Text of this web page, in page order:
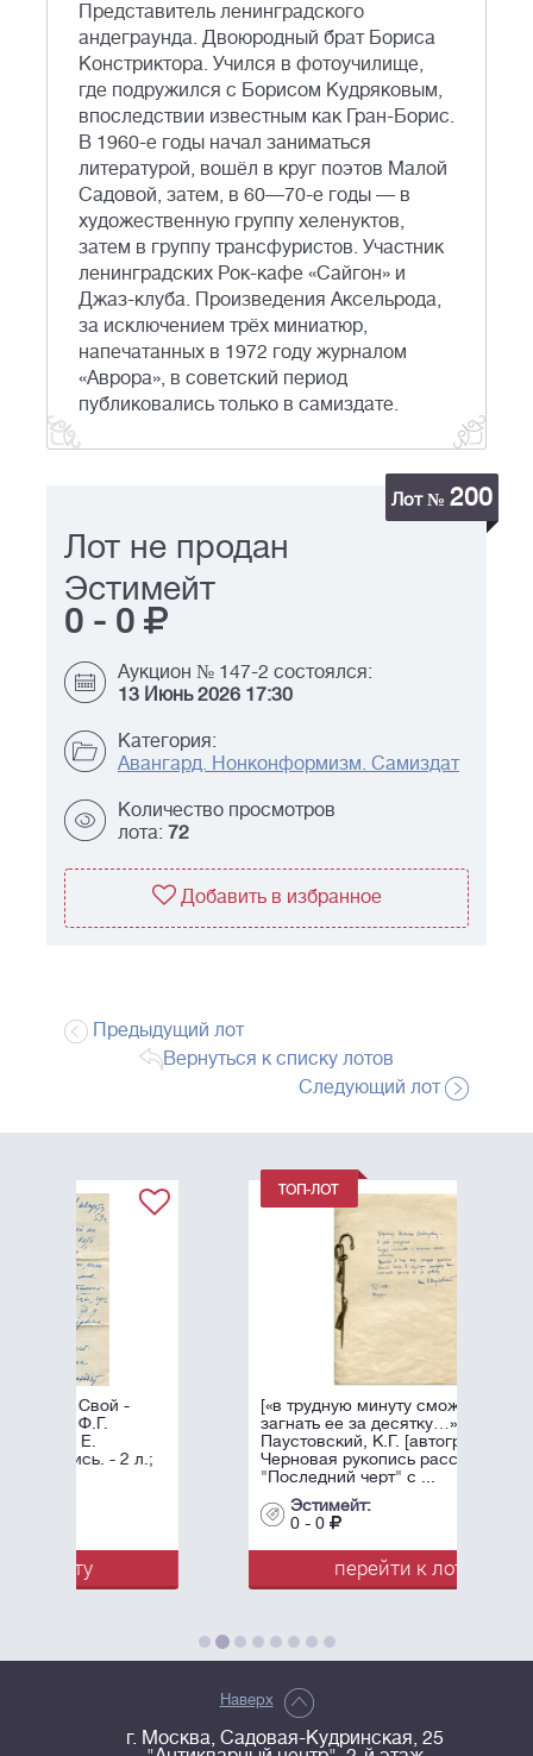
Представитель ленинградского
андеграунда. Двоюродный брат Бориса
Констриктора. Учился в фотоучилище,
где подружился с Борисом Кудряковым,
впоследствии известным как Гран-Борис.
В 1960-е годы начал заниматься
литературой, вошёл в круг поэтов Малой
Садовой, затем, в 60—70-е годы — в
художественную группу хеленуктов,
затем в группу трансфуристов. Участник
ленинградских Рок-кафе «Сайгон» и
Джаз-клуба. Произведения Аксельрода,
за исключением трёх миниатюр,
напечатанных в 1972 году журналом
«Аврора», в советский период
публиковались только в самиздате.
Лот № 200
Лот не продан
Эстимейт
0 - 0
Аукцион № 147-2 состоялся:
13 Июнь 2026 17:30
Категория:
Авангард. Нонконформизм. Самиздат
Количество просмотров
лота: 72
Добавить в избранное
Предыдущий лот
Вернуться к списку лотов
Следующий лот
[«в трудную минуту сможете
загнать ее за десятку…»]
Паустовский, К.Г. [автограф].
Черновая рукопись рассказа
"Последний черт" с ...
перейти к лоту
Наверх
г. Москва, Садовая-Кудринская, 25